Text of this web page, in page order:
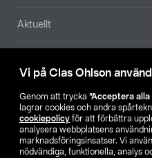
Vi på Clas Ohlson
Genom att trycka ”Acceptera alla
lagrar cookies och andra
cookiepolicy för att förbättra
analysera webbplatsens
marknadsföringsinsatser. Vi
nödvändiga, funktionella, analys
Aktuellt
SE